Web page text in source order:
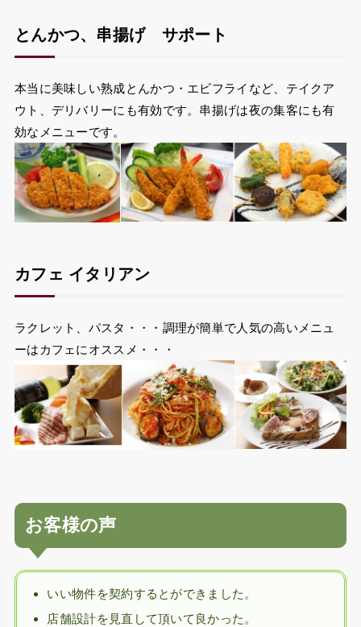
とんかつ、串揚げ サポート
本当に美味しい熟成とんかつ・エビフライなど、テイクア
ウト、デリバリーにも有効です。串揚げは夜の集客にも有
効なメニューです。
カフェ イタリアン
ラクレット、パスタ・・・調理が簡単で人気の高いメニュ
ーはカフェにオススメ・・・
お客様の声
いい物件を契約するとができました。
店舗設計を見直して頂いて良かった。